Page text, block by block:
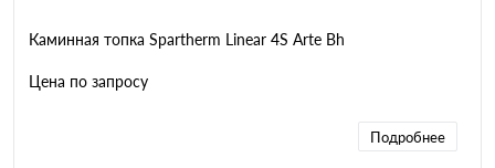
Каминная топка Spartherm Linear 4S Arte Bh
Цена по запросу
Подробнее